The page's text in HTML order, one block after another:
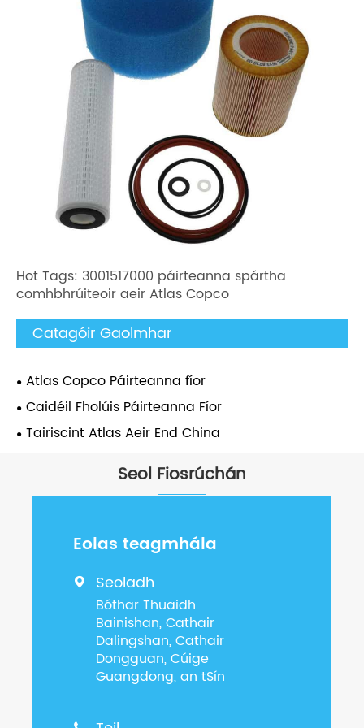
Hot Tags: 3001517000 páirteanna spártha
comhbhrúiteoir aeir Atlas Copco
Catagóir Gaolmhar
Atlas Copco Páirteanna fíor
Caidéil Fholúis Páirteanna Fíor
Tairiscint Atlas Aeir End China
Seol Fiosrúchán
Eolas teagmhála
 Seoladh
Bóthar Thuaidh
Bainishan, Cathair
Dalingshan, Cathair
Dongguan, Cúige
Guangdong, an tSín